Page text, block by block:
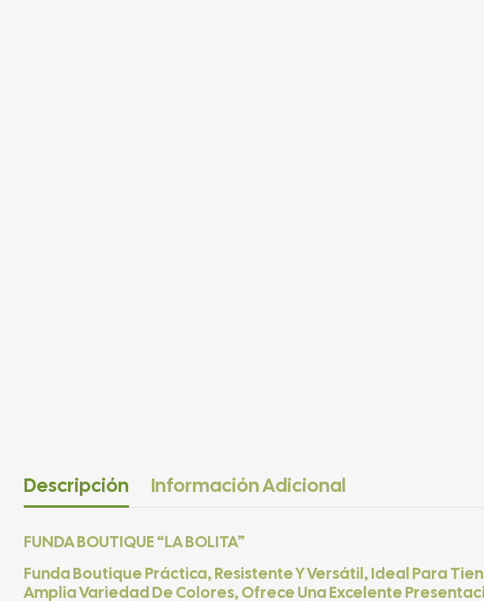
Descripción Información Adicional
FUNDA BOUTIQUE “LA BOLITA”
Funda Boutique Práctica, Resistente Y Versátil, Ideal Para
Amplia Variedad De Colores, Ofrece Una Excelente